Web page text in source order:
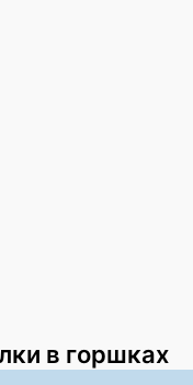
в горшках